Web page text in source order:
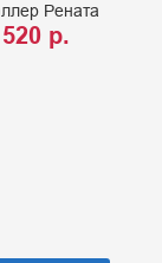
Рената
520 р.